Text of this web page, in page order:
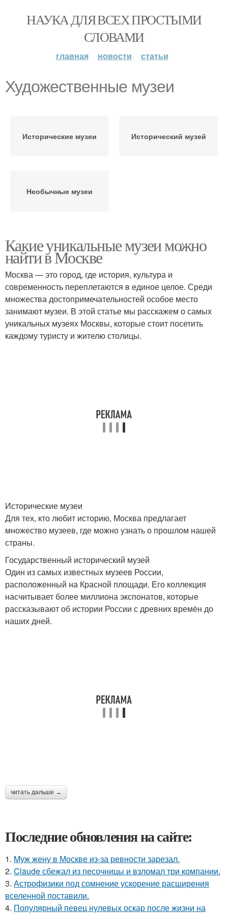
НАУКА ДЛЯ ВСЕХ ПРОСТЫМИ
СЛОВАМИ
главная новости статьи
Художественные музеи
Исторические музеи Исторический музей
Необычные музеи
Какие уникальные музеи можно
найти в Москве
Москва — это город, где история, культура и
современность переплетаются в единое целое. Среди
множества достопримечательностей особое место
занимают музеи. В этой статье мы расскажем о самых
уникальных музеях Москвы, которые стоит посетить
каждому туристу и жителю столицы.
Исторические музеи
Для тех, кто любит историю, Москва предлагает
множество музеев, где можно узнать о прошлом нашей
страны.
Государственный исторический музей
Один из самых известных музеев России,
расположенный на Красной площади. Его коллекция
насчитывает более миллиона экспонатов, которые
рассказывают об истории России с древних времён до
наших дней.
читать дальше →
Последние обновления на сайте:
1. Mуж жену в Москве из-за ревности зарезал.
2. Claude сбежал из песочницы и взломал три компании.
3. Астрофизики под сомнение ускорение расширения
вселенной поставили.
4. Популярный певец нулевых оскар после жизни на